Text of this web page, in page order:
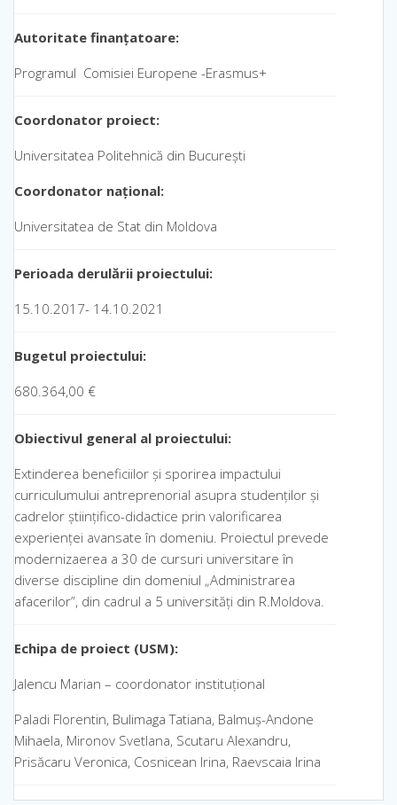
Autoritate finanțatoare:
Programul Comisiei Europene -Erasmus+
Coordonator proiect:
Universitatea Politehnică din București
Coordonator național:
Universitatea de Stat din Moldova
Perioada derulării proiectului:
15.10.2017- 14.10.2021
Bugetul proiectului:
680.364,00 €
Obiectivul general al proiectului:
Extinderea beneficiilor și sporirea impactului
curriculumului antreprenorial asupra studenților și
cadrelor științifico-didactice prin valorificarea
experienței avansate în domeniu. Proiectul prevede
modernizaerea a 30 de cursuri universitare în
diverse discipline din domeniul „Administrarea
afacerilor”, din cadrul a 5 universități din R.Moldova.
Echipa de proiect (USM):
Jalencu Marian – coordonator instituțional
Paladi Florentin, Bulimaga Tatiana, Balmuș-Andone
Mihaela, Mironov Svetlana, Scutaru Alexandru,
Prisăcaru Veronica, Cosnicean Irina, Raevscaia Irina